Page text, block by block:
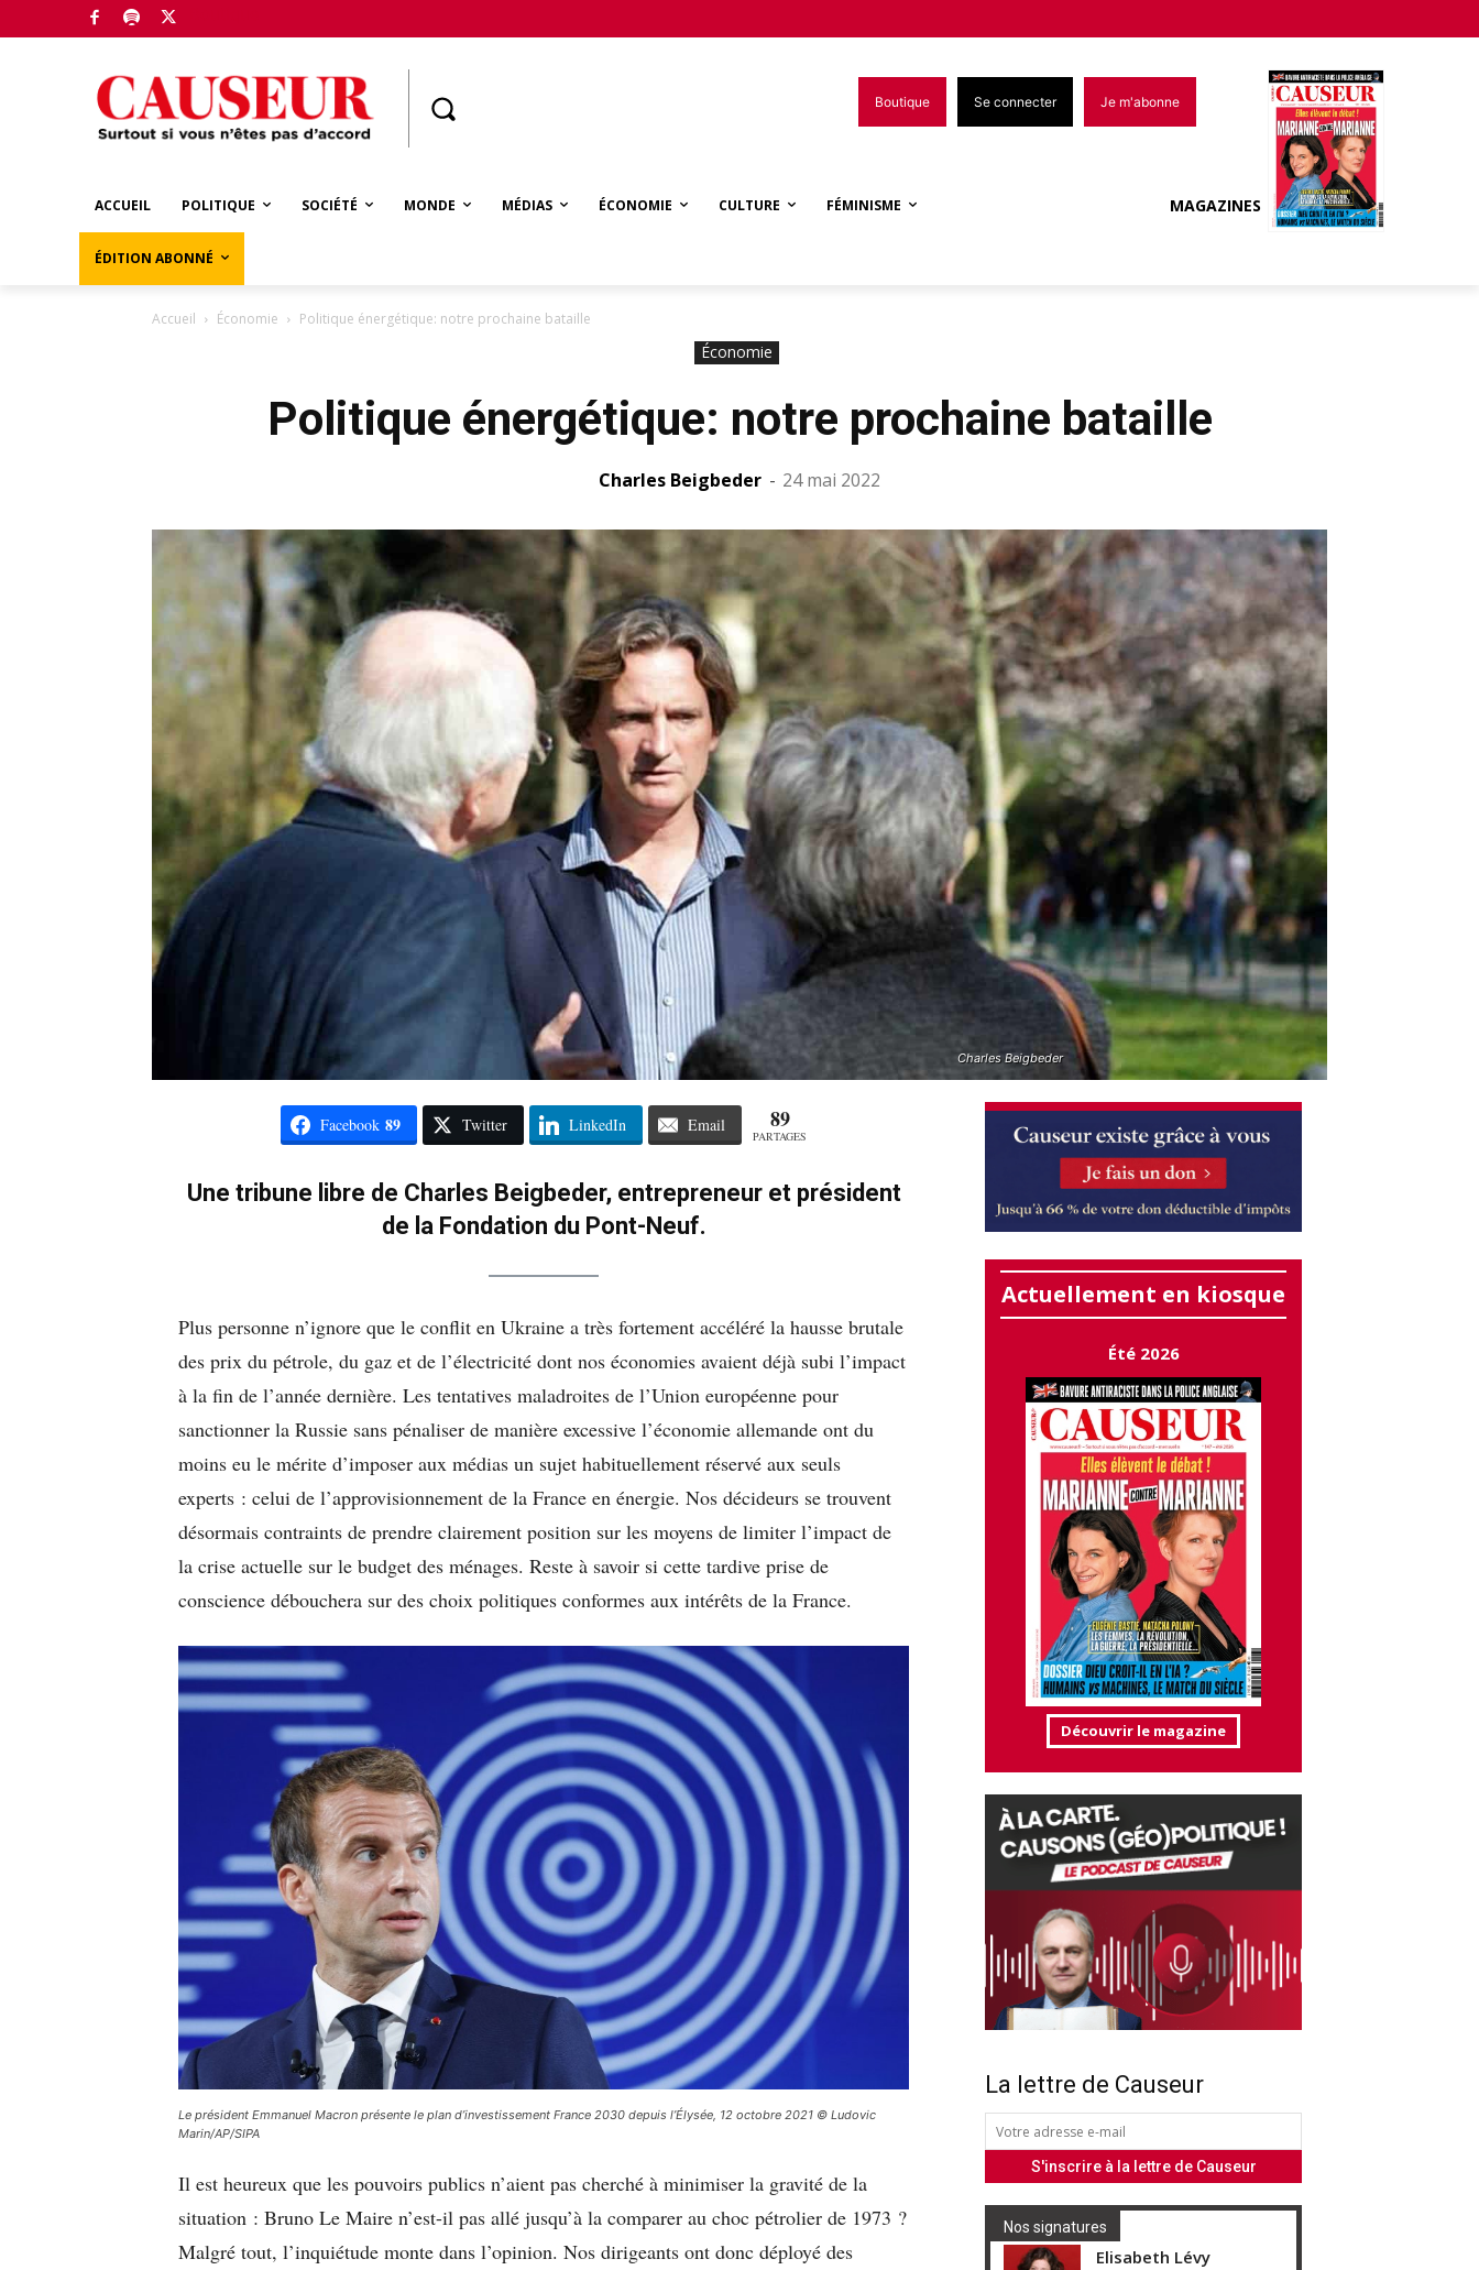
Boutique Se connecter Je m'abonne
ACCUEIL POLITIQUE SOCIÉTÉ MONDE MÉDIAS ÉCONOMIE CULTURE FÉMINISME
ÉDITION ABONNÉ
MAGAZINES
Accueil Économie Politique énergétique: notre prochaine bataille
Économie
Politique énergétique: notre prochaine bataille
Charles Beigbeder - 24 mai 2022
Charles Beigbeder
Facebook 89 Twitter LinkedIn Email 89
PARTAGES
Une tribune libre de Charles Beigbeder, entrepreneur et président
de la Fondation du Pont-Neuf.
Plus personne n’ignore que le conflit en Ukraine a très fortement accéléré la hausse brutale
des prix du pétrole, du gaz et de l’électricité dont nos économies avaient déjà subi l’impact
à la fin de l’année dernière. Les tentatives maladroites de l’Union européenne pour
sanctionner la Russie sans pénaliser de manière excessive l’économie allemande ont du
moins eu le mérite d’imposer aux médias un sujet habituellement réservé aux seuls
experts : celui de l’approvisionnement de la France en énergie. Nos décideurs se trouvent
désormais contraints de prendre clairement position sur les moyens de limiter l’impact de
la crise actuelle sur le budget des ménages. Reste à savoir si cette tardive prise de
conscience débouchera sur des choix politiques conformes aux intérêts de la France.
Le président Emmanuel Macron présente le plan d’investissement France 2030 depuis l’Élysée, 12 octobre 2021 © Ludovic
Marin/AP/SIPA
Il est heureux que les pouvoirs publics n’aient pas cherché à minimiser la gravité de la
situation : Bruno Le Maire n’est-il pas allé jusqu’à la comparer au choc pétrolier de 1973 ?
Malgré tout, l’inquiétude monte dans l’opinion. Nos dirigeants ont donc déployé des
Actuellement en kiosque
Été 2026
Découvrir le magazine
La lettre de Causeur
Nos signatures
Elisabeth Lévy